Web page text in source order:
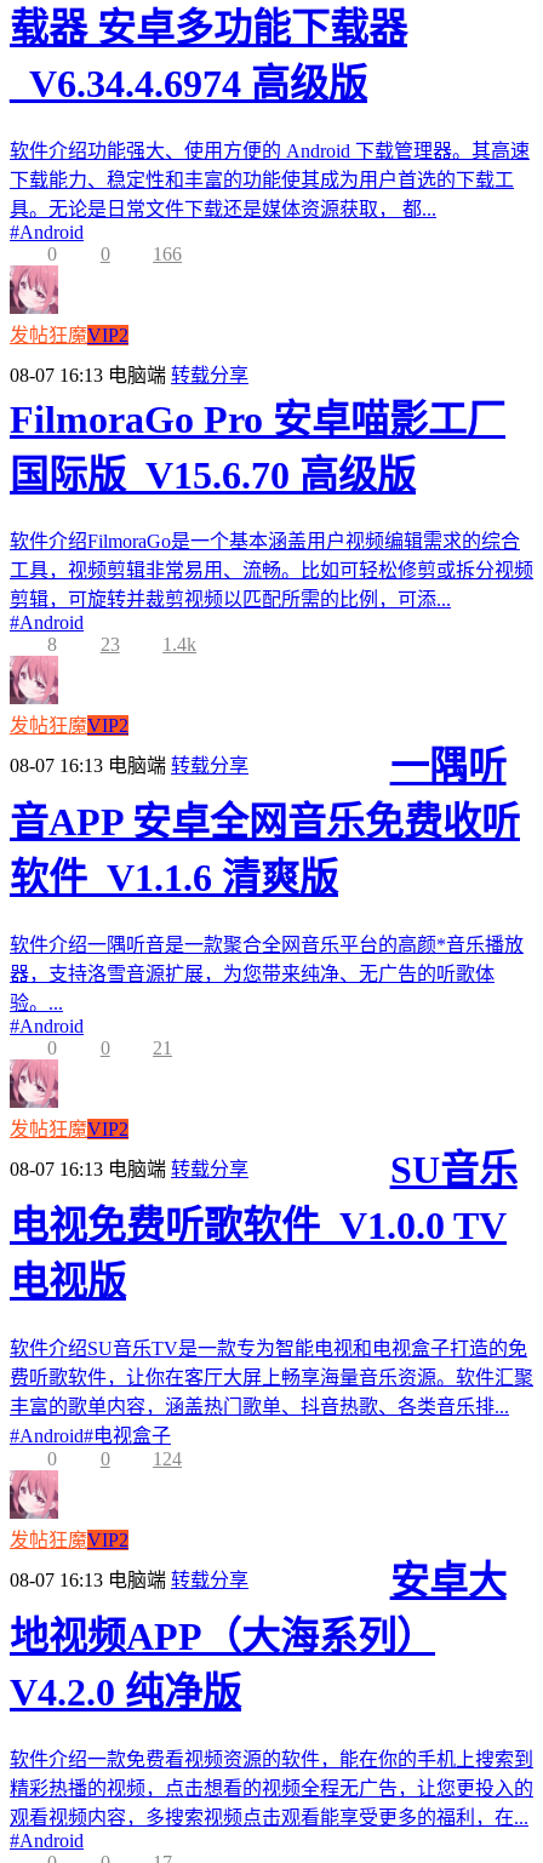
载器 安卓多功能下载器
_V6.34.4.6974 高级版
软件介绍功能强大、使用方便的 Android 下载管理器。其高速
下载能力、稳定性和丰富的功能使其成为用户首选的下载工
具。无论是日常文件下载还是媒体资源获取， 都...
#Android
0
0 166
发帖狂魔VIP2
08-07 16:13 电脑端 转载分享
FilmoraGo Pro 安卓喵影工厂
国际版_V15.6.70 高级版
软件介绍FilmoraGo是一个基本涵盖用户视频编辑需求的综合
工具，视频剪辑非常易用、流畅。比如可轻松修剪或拆分视频
剪辑，可旋转并裁剪视频以匹配所需的比例，可添...
#Android
8
23 1.4k
发帖狂魔VIP2
08-07 16:13 电脑端 转载分享
一隅听
音APP 安卓全网音乐免费收听
软件_V1.1.6 清爽版
软件介绍一隅听音是一款聚合全网音乐平台的高颜*音乐播放
器，支持洛雪音源扩展，为您带来纯净、无广告的听歌体
验。...
#Android
0
0 21
发帖狂魔VIP2
08-07 16:13 电脑端 转载分享
SU音乐
电视免费听歌软件_V1.0.0 TV
电视版
软件介绍SU音乐TV是一款专为智能电视和电视盒子打造的免
费听歌软件，让你在客厅大屏上畅享海量音乐资源。软件汇聚
丰富的歌单内容，涵盖热门歌单、抖音热歌、各类音乐排...
#Android#电视盒子
0
0 124
发帖狂魔VIP2
08-07 16:13 电脑端 转载分享
安卓大
地视频APP（大海系列）
V4.2.0 纯净版
软件介绍一款免费看视频资源的软件，能在你的手机上搜索到
精彩热播的视频，点击想看的视频全程无广告，让您更投入的
观看视频内容，多搜索视频点击观看能享受更多的福利，在...
#Android